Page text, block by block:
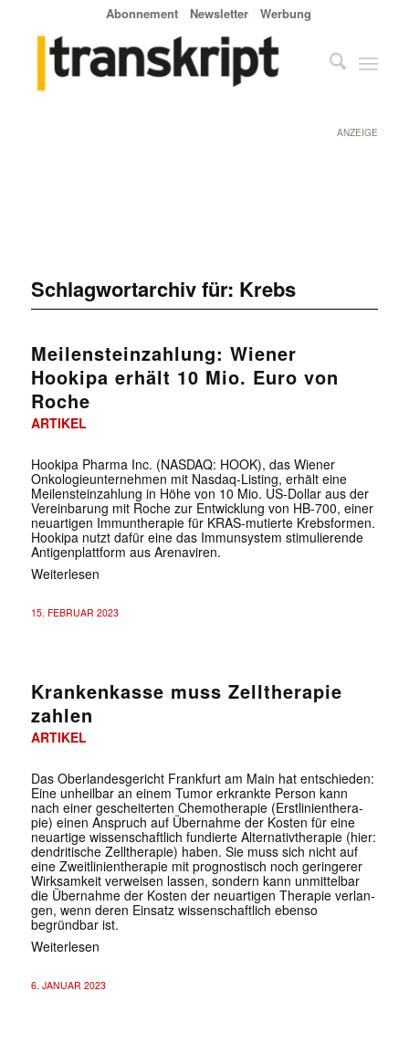
Abonnement Newsletter Werbung
ANZEIGE
Schlagwortarchiv für: Krebs
Meilensteinzahlung: Wiener
Hookipa erhält 10 Mio. Euro von
Roche
ARTIKEL
Hookipa Pharma Inc. (NASDAQ: HOOK), das Wiener
Onkologieunternehmen mit Nasdaq-Listing, erhält eine
Meilensteinzahlung in Höhe von 10 Mio. US-Dollar aus der
Vereinbarung mit Roche zur Entwicklung von HB-700, einer
neuartigen Immuntherapie für KRAS-mutierte Krebsformen.
Hookipa nutzt dafür eine das Immunsystem stimulierende
Antigenplattform aus Arenaviren.
Weiterlesen
15. FEBRUAR 2023
Krankenkasse muss Zelltherapie
zahlen
ARTIKEL
Das Oberlandesgericht Frankfurt am Main hat entschieden:
Eine un­heil­bar an einem Tumor er­krank­te Per­son kann
nach einer ge­schei­ter­ten Che­mo­the­ra­pie (Erst­li­ni­en­the­ra­
pie) einen An­spruch auf Über­nah­me der Kos­ten für eine
neu­ar­ti­ge wis­sen­schaft­lich fun­dier­te Al­ter­na­tiv­the­ra­pie (hier:
den­dri­ti­sche Zell­the­ra­pie) haben. Sie muss sich nicht auf
eine Zweit­li­ni­en­the­ra­pie mit pro­gnos­tisch noch ge­rin­ge­rer
Wirk­sam­keit ver­wei­sen las­sen, son­dern kann un­mit­tel­bar
die Über­nah­me der Kos­ten der neu­ar­ti­gen The­ra­pie ver­lan­
gen, wenn deren Einsatz wissenschaftlich ebenso
begründbar ist.
Weiterlesen
6. JANUAR 2023